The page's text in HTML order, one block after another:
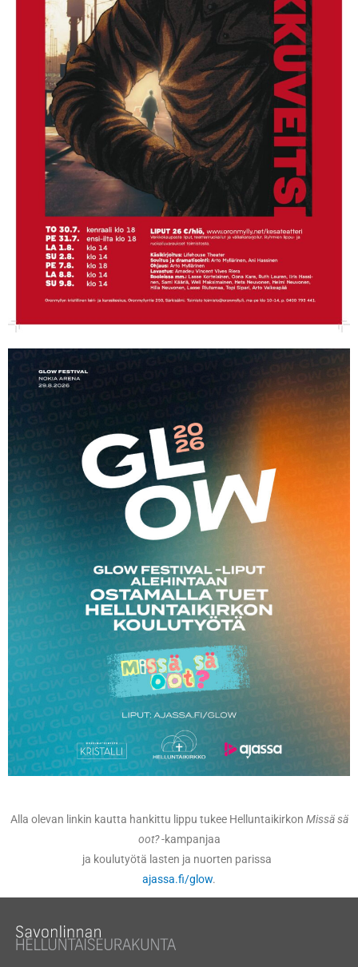
Alla olevan linkin kautta hankittu lippu tukee Helluntaikirkon Missä sä
oot?-kampanjaa
ja koulutyötä lasten ja nuorten parissa
ajassa.fi/glow.